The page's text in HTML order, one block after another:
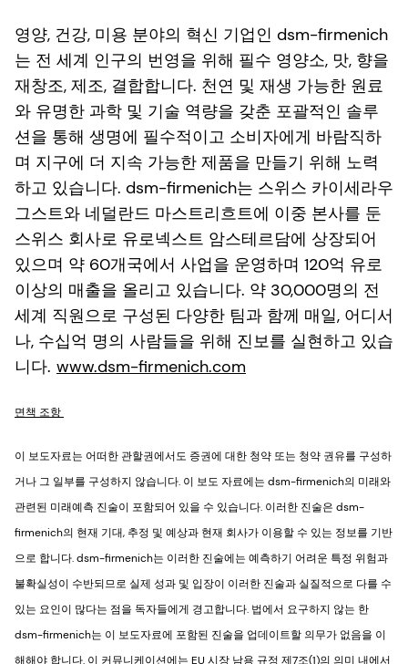
영양, 건강, 미용 분야의 혁신 기업인 dsm-firmenich
는 전 세계 인구의 번영을 위해 필수 영양소, 맛, 향을
재창조, 제조, 결합합니다. 천연 및 재생 가능한 원료
와 유명한 과학 및 기술 역량을 갖춘 포괄적인 솔루
션을 통해 생명에 필수적이고 소비자에게 바람직하
며 지구에 더 지속 가능한 제품을 만들기 위해 노력
하고 있습니다. dsm-firmenich는 스위스 카이세라우
그스트와 네덜란드 마스트리흐트에 이중 본사를 둔
스위스 회사로 유로넥스트 암스테르담에 상장되어
있으며 약 60개국에서 사업을 운영하며 120억 유로
이상의 매출을 올리고 있습니다. 약 30,000명의 전
세계 직원으로 구성된 다양한 팀과 함께 매일, 어디서
나, 수십억 명의 사람들을 위해 진보를 실현하고 있습
니다. www.dsm-firmenich.com
면책 조항
이 보도자료는 어떠한 관할권에서도 증권에 대한 청약 또는 청약 권유를 구성하
거나 그 일부를 구성하지 않습니다. 이 보도 자료에는 dsm-firmenich의 미래와
관련된 미래예측 진술이 포함되어 있을 수 있습니다. 이러한 진술은 dsm-
firmenich의 현재 기대, 추정 및 예상과 현재 회사가 이용할 수 있는 정보를 기반
으로 합니다. dsm-firmenich는 이러한 진술에는 예측하기 어려운 특정 위험과
불확실성이 수반되므로 실제 성과 및 입장이 이러한 진술과 실질적으로 다를 수
있는 요인이 많다는 점을 독자들에게 경고합니다. 법에서 요구하지 않는 한
dsm-firmenich는 이 보도자료에 포함된 진술을 업데이트할 의무가 없음을 이
해해야 합니다. 이 커뮤니케이션에는 EU 시장 남용 규정 제7조(1)의 의미 내에서